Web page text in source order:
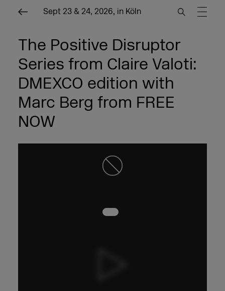
Sept 23 & 24, 2026, in Köln
The Positive Disruptor
Series from Claire Valoti:
DMEXCO edition with
Marc Berg from FREE
NOW